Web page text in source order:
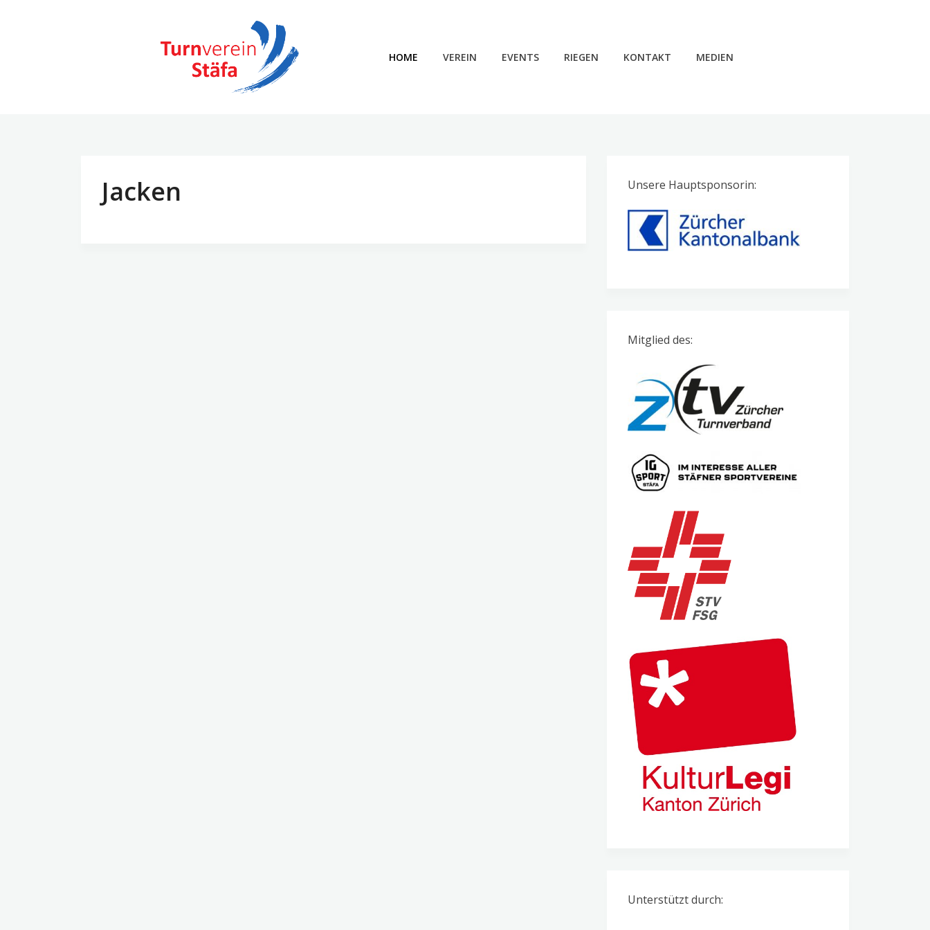
HOME VEREIN EVENTS RIEGEN KONTAKT MEDIEN
Jacken Unsere Hauptsponsorin:
Mitglied des:
Unterstützt durch: